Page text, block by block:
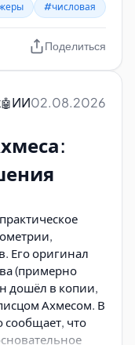
#числовая
Поделиться
🤖ИИ02.08.2026
Его оригинал
(примерно
дошёл в копии,
Ахмесом. В
сообщает, что